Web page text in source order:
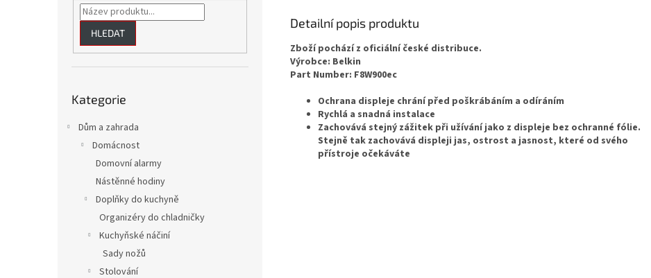
HLEDAT
kategorie
Kategorie
Dům a zahrada
Domácnost
Domovní alarmy
Nástěnné hodiny
Doplňky do kuchyně
Organizéry do chladničky
Kuchyňské náčiní
Sady nožů
Stolování
Detailní popis produktu
Zboží pochází z oficiální české distribuce.
Výrobce: Belkin
Part Number: F8W900ec
Ochrana displeje chrání před poškrábáním a odíráním
Rychlá a snadná instalace
Zachovává stejný zážitek při užívání jako z displeje bez ochranné fólie.
Stejně tak zachovává displeji jas, ostrost a jasnost, které od svého
přístroje očekáváte